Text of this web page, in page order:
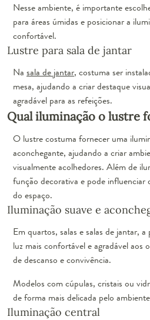
Nesse ambiente, é importante
para áreas úmidas e posicionar a
confortável.
Lustre para sala de jantar
Na sala de jantar, costuma ser
mesa, ajudando a criar destaque
agradável para as refeições.
Qual iluminação o lustre
O lustre costuma fornecer uma
aconchegante, ajudando a criar
visualmente acolhedores. Além de
função decorativa e pode influenciar
do espaço.
Iluminação suave e
Em quartos, salas e salas de jantar,
luz mais confortável e agradável aos
de descanso e convivência.
Modelos com cúpulas, cristais ou
de forma mais delicada pelo
Iluminação central